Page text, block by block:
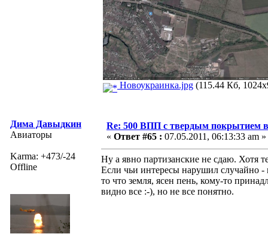
Новоукраинка.jpg (115.44 Кб,
Дима Давыдкин
Авиаторы
Karma: +473/-24
Offline
Re: 500 ВПП с твердым покрытием
« Ответ #65 : 07.05.2011, 06:13:33 am »
Ну а явно партизанские не сдаю. Хотя
Если чьи интересы нарушил случайно
то что земля, ясен пень, кому-то
видно все :-), но не все понятно.